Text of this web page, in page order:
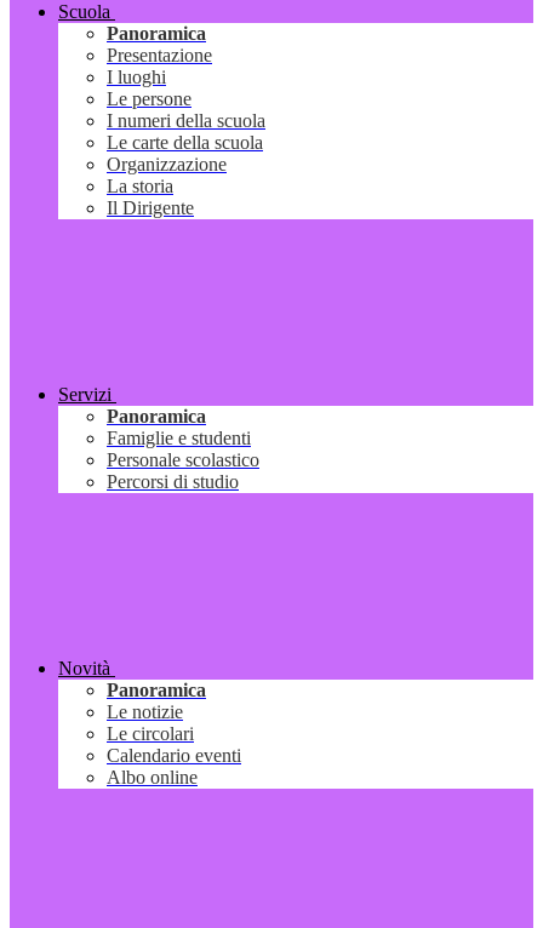
Scuola
Panoramica
Presentazione
I luoghi
Le persone
I numeri della scuola
Le carte della scuola
Organizzazione
La storia
Il Dirigente
Servizi
Panoramica
Famiglie e studenti
Personale scolastico
Percorsi di studio
Novità
Panoramica
Le notizie
Le circolari
Calendario eventi
Albo online